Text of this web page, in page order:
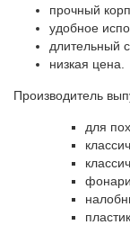
прочный
удобное
длительный
низкая цена.
Производитель
для